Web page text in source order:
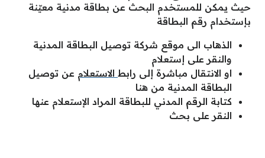
حيث يمكن للمستخدم البحث عن بطاقة مدنية معيّنة
بإستخدام رقم البطاقة
الذهاب الى موقع شركة توصيل البطاقة المدنية
والنقر على إستعلام
او الانتقال مباشرة إلى رابط الاستعلام عن توصيل
البطاقة المدنية من هنا
كتابة الرقم المدني للبطاقة المراد الإستعلام عنها
النقر على بحث